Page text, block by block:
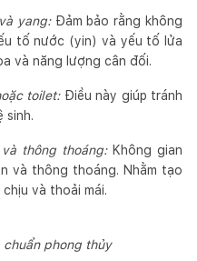
yang:Đảm bảo rằng không
tố nước (yin) và yếu tố lửa
và năng lượng cân đối.
toilet:Điều này giúp tránh
sinh.
thông thoáng: Không gian
và thông thoáng. Nhằm tạo
và thoải mái.
phong thủy